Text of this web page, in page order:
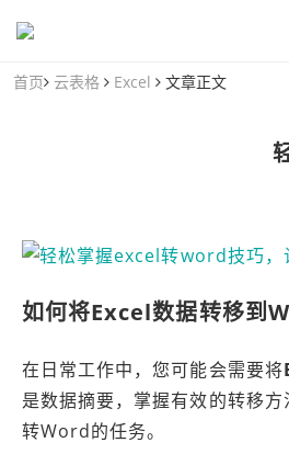
首页 云表格 Excel 文章正文
如何将Excel数据转移到
在日常工作中，您可能会需要将
是数据摘要，掌握有效的转移
转Word的任务。